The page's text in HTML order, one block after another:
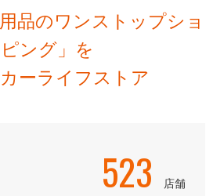
品のワンストップショ
ング」を
ーライフストア
523 店舗